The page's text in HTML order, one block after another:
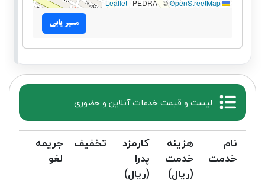
| PEDRA | ©OpenStreetMap
مسیر یابی
لیست و قیمت خدمات آنلاین و حضوری
نام
خدمت
هزینه
خدمت
(ریال)
کارمزد
پدرا
(ریال)
تخفیف
جریمه
لغو